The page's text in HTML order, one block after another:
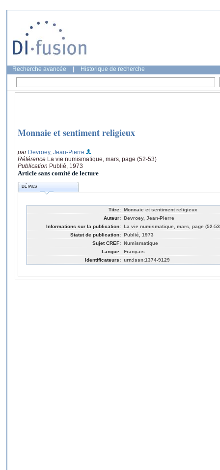
Recherche avancée Historique de recherche
Monnaie et sentiment religieux
par Devroey, Jean-Pierre
Référence La vie numismatique, mars, page (52-53)
Publication Publié, 1973
Article sans comité de lecture
DÉTAILS
Titre: Monnaie et sentiment religieux
Auteur: Devroey, Jean-Pierre
Informations sur la publication: La vie numismatique, mars, page (52-
Statut de publication: Publié, 1973
Sujet CREF: Numismatique
Langue: Français
Identificateurs: urn:issn:1374-9129